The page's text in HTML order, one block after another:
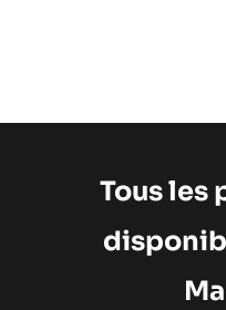
Tous les